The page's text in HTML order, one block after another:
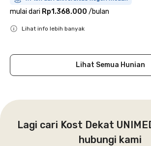
mulai dari Rp1.368.000 /bulan
Lihat info lebih banyak
Lihat Semua Hunian
Lagi cari Kost Dekat
hubungi kami